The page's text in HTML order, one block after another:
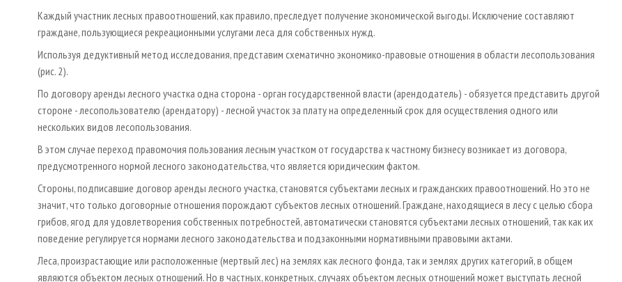
Каждый участник лесных правоотношений, как правило, преследует получение экономической выгоды. Исключение составляют
граждане, пользующиеся рекреационными услугами леса для собственных нужд.
Используя дедуктивный метод исследования, представим схематично экономико-правовые отношения в области лесопользования
(рис. 2).
По договору аренды лесного участка одна сторона - орган государственной власти (арендодатель) - обязуется представить другой
стороне - лесопользователю (арендатору) - лесной участок за плату на определенный срок для осуществления одного или
нескольких видов лесопользования.
В этом случае переход правомочия пользования лесным участком от государства к частному бизнесу возникает из договора,
предусмотренного нормой лесного законодательства, что является юридическим фактом.
Стороны, подписавшие договор аренды лесного участка, становятся субъектами лесных и гражданских правоотношений. Но это не
значит, что только договорные отношения порождают субъектов лесных отношений. Граждане, находящиеся в лесу с целью сбора
грибов, ягод для удовлетворения собственных потребностей, автоматически становятся субъектами лесных отношений, так как их
поведение регулируется нормами лесного законодательства и подзаконными нормативными правовыми актами.
Леса, произрастающие или расположенные (мертвый лес) на землях как лесного фонда, так и землях других категорий, в общем
являются объектом лесных отношений. Но в частных, конкретных, случаях объектом лесных отношений может выступать лесной